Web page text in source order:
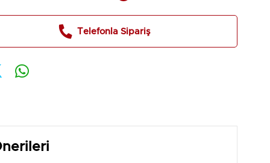
Telefonla Sipariş